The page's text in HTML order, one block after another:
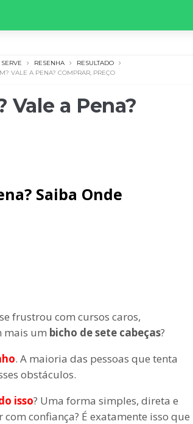
RESENHA
RESULTADO
VALE A PENA? COMPRAR, PREÇO
a Pena?
Saiba Onde
frustrou com cursos caros,
mais um bicho de sete cabeças?
. A maioria das pessoas que tenta
obstáculos.
isso? Uma forma simples, direta e
com confiança? É exatamente isso que